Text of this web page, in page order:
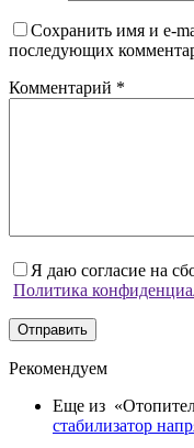
Сохранить имя и e-
последующих
Комментарий *
Я даю согласие на
Политика
Отправить
Рекомендуем
Еще из
стабилизатор